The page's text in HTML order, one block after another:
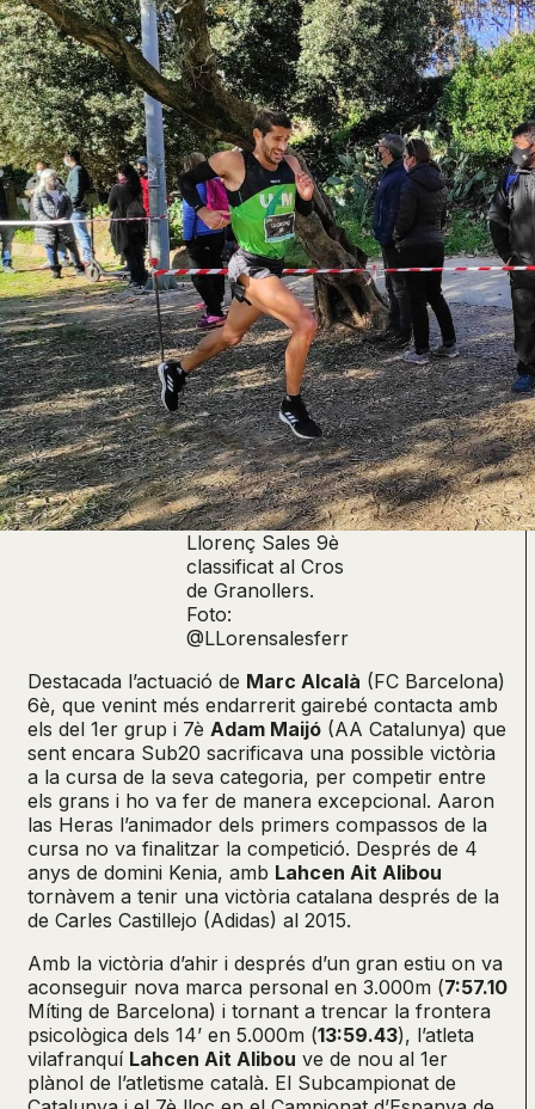
Llorenç Sales 9è
classificat al Cros
de Granollers.
Foto:
@LLorensalesferr
Destacada l’actuació de Marc Alcalà (FC Barcelona)
6è, que venint més endarrerit gairebé contacta amb
els del 1er grup i 7è Adam Maijó (AA Catalunya) que
sent encara Sub20 sacrificava una possible victòria
a la cursa de la seva categoria, per competir entre
els grans i ho va fer de manera excepcional. Aaron
las Heras l’animador dels primers compassos de la
cursa no va finalitzar la competició. Després de 4
anys de domini Kenia, amb Lahcen Ait Alibou
tornàvem a tenir una victòria catalana després de la
de Carles Castillejo (Adidas) al 2015.
Amb la victòria d’ahir i després d’un gran estiu on va
aconseguir nova marca personal en 3.000m (7:57.10
Míting de Barcelona) i tornant a trencar la frontera
psicològica dels 14’ en 5.000m (13:59.43), l’atleta
vilafranquí Lahcen Ait Alibou ve de nou al 1er
plànol de l’atletisme català. El Subcampionat de